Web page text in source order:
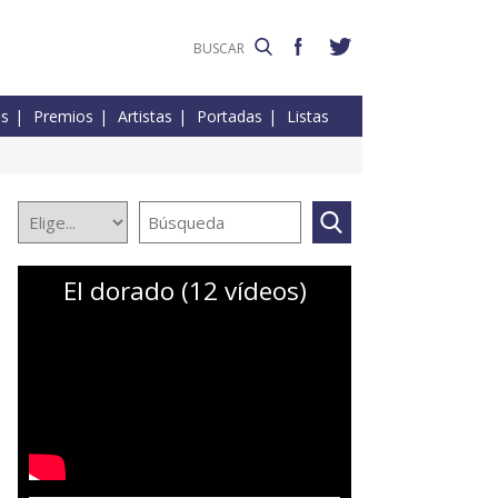
Premios Artistas Portadas Listas
El dorado (12 vídeos)